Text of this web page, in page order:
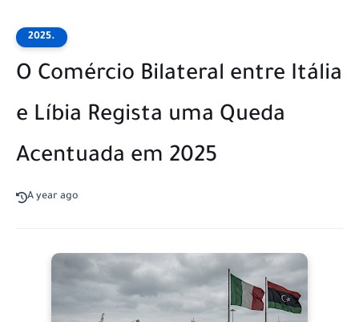
2025.
O Comércio Bilateral entre Itália
e Líbia Regista uma Queda
Acentuada em 2025
A year ago